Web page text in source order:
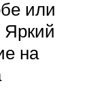
или
Яркий
на